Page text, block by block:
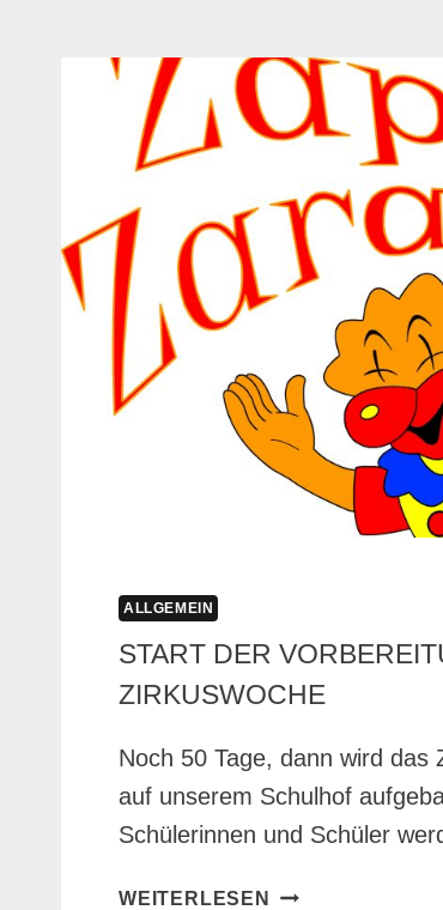
ALLGEMEIN
START DER
ZIRKUSWOCHE
Noch 50 Tage, dann wird das
auf unserem Schulhof
Schülerinnen und Schüler
WEITERLESEN
START